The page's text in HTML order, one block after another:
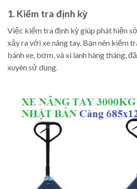
1. Kiểm tra định kỳ
Việc kiểm tra định kỳ giúp phát hiện
xảy ra với xe nâng tay. Bạn nên kiểm
bánh xe, bơm, và xi lanh hàng tháng,
xuyên sử dụng.